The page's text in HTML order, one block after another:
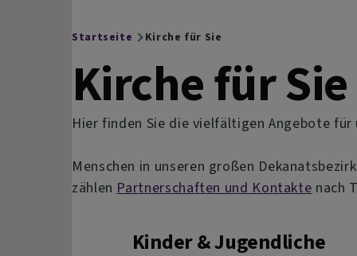
Breadcrumb
Startseite Kirche für Sie
Kirche für Sie
Hier finden Sie die vielfältigen Angebote
Menschen in unseren großen
zählen Partnerschaften und Kontakte nach
Kinder & Jugendliche